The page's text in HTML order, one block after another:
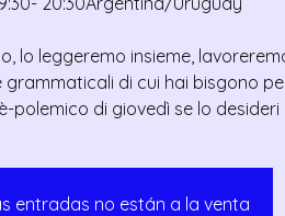
lo leggeremo insieme,
grammaticali di cui hai bisgono
polemico di giovedì se lo desideri
entradas no están a la venta